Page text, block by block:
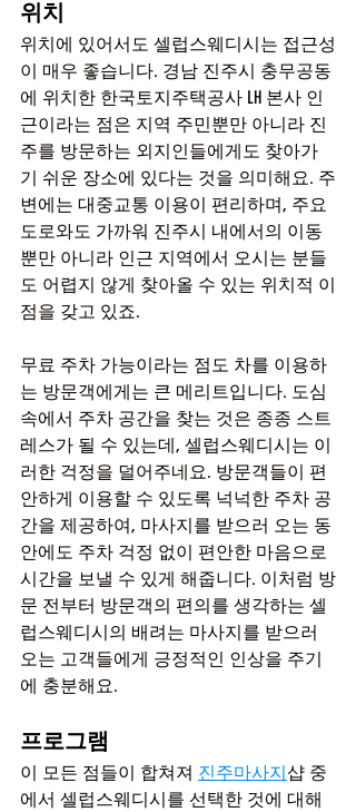
위치
위치에 있어서도 셀럽스웨디시는 접근성
이 매우 좋습니다. 경남 진주시 충무공동
에 위치한 한국토지주택공사 LH 본사 인
근이라는 점은 지역 주민뿐만 아니라 진
주를 방문하는 외지인들에게도 찾아가
기 쉬운 장소에 있다는 것을 의미해요. 주
변에는 대중교통 이용이 편리하며, 주요
도로와도 가까워 진주시 내에서의 이동
뿐만 아니라 인근 지역에서 오시는 분들
도 어렵지 않게 찾아올 수 있는 위치적 이
점을 갖고 있죠.
무료 주차 가능이라는 점도 차를 이용하
는 방문객에게는 큰 메리트입니다. 도심
속에서 주차 공간을 찾는 것은 종종 스트
레스가 될 수 있는데, 셀럽스웨디시는 이
러한 걱정을 덜어주네요. 방문객들이 편
안하게 이용할 수 있도록 넉넉한 주차 공
간을 제공하여, 마사지를 받으러 오는 동
안에도 주차 걱정 없이 편안한 마음으로
시간을 보낼 수 있게 해줍니다. 이처럼 방
문 전부터 방문객의 편의를 생각하는 셀
럽스웨디시의 배려는 마사지를 받으러
오는 고객들에게 긍정적인 인상을 주기
에 충분해요.
프로그램
이 모든 점들이 합쳐져 진주마사지샵 중
에서 셀럽스웨디시를 선택한 것에 대해